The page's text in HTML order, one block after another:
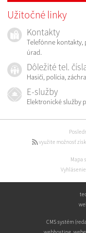
Užitočné linky
Kontakty
Telefónne kontakty,
úrad.
Dôležité tel.
Hasiči, polícia,
E-služby
Elektronické služby
využite možnosť
Mapa
CMS systém